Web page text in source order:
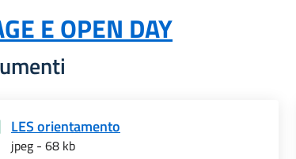
E OPEN DAY
LES orientamento
jpeg - 68 kb